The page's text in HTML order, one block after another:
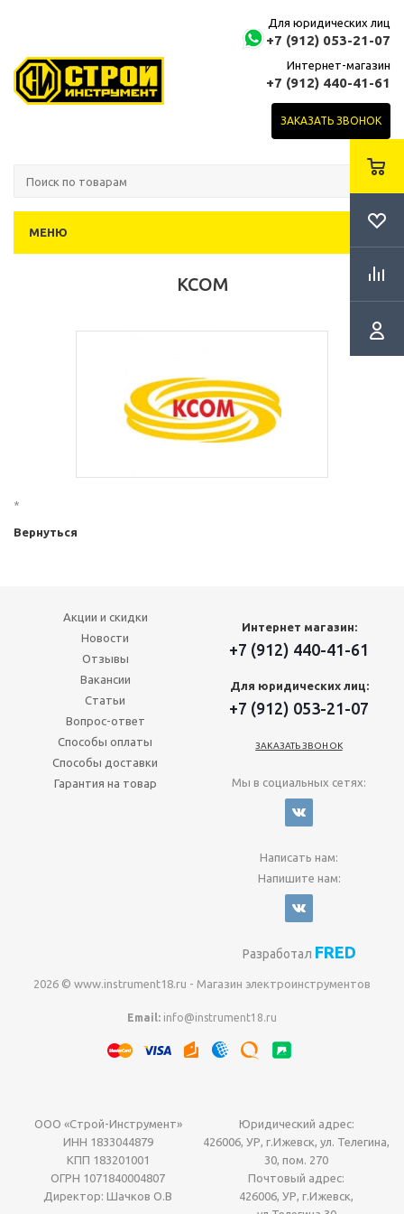
Для юридических лиц
+7 (912) 053-21-07
Интернет-магазин
+7 (912) 440-41-61
ЗАКАЗАТЬ ЗВОНОК
МЕНЮ
КСОМ
*
Вернуться
Акции и скидки
Новости
Отзывы
Вакансии
Статьи
Вопрос-ответ
Способы оплаты
Способы доставки
Гарантия на товар
Интернет магазин:
+7 (912) 440-41-61
Для юридических лиц:
+7 (912) 053-21-07
ЗАКАЗАТЬ ЗВОНОК
Мы в социальных сетях:
Написать нам:
Напишите нам:
Разработал FRED
2026 © www.instrument18.ru - Магазин электроинструментов
Email: info@instrument18.ru
ООО «Строй-Инструмент»
ИНН 1833044879
КПП 183201001
ОГРН 1071840004807
Директор: Шачков О.В
Юридический адрес:
426006, УР, г.Ижевск, ул. Телегина,
30, пом. 270
Почтовый адрес:
426006, УР, г.Ижевск,